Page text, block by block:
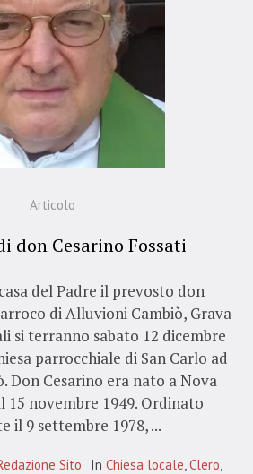
Articolo
don Cesarino Fossati
del Padre il prevosto don
di Alluvioni Cambiò, Grava
si terranno sabato 12 dicembre
parrocchiale di San Carlo ad
Don Cesarino era nato a Nova
15 novembre 1949. Ordinato
il 9 settembre 1978, ...
Sito In Chiesa locale Clero